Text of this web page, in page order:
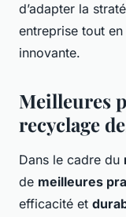
d’adapter la
entreprise tout
innovante.
Meilleures
recyclage
Dans le cadre du
de meilleures
efficacité et